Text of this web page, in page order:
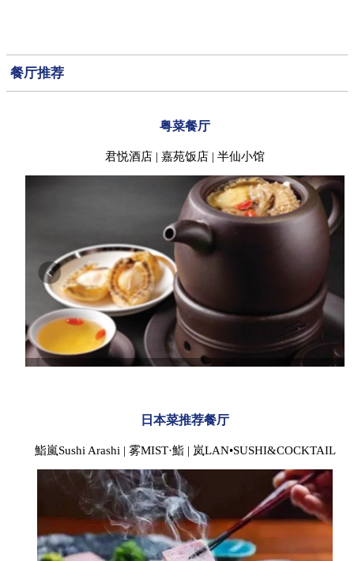
餐厅推荐
粤菜餐厅
君悦酒店 | 嘉苑饭店 | 半仙小馆
日本菜推荐餐厅
鮨嵐Sushi Arashi | 雾MIST·鮨 | 岚LAN•SUSHI&COCKTAIL